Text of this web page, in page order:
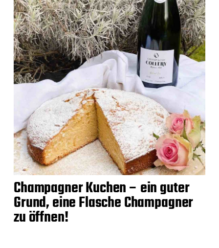
Champagner Kuchen – ein guter
Grund, eine Flasche Champagner
zu öffnen!